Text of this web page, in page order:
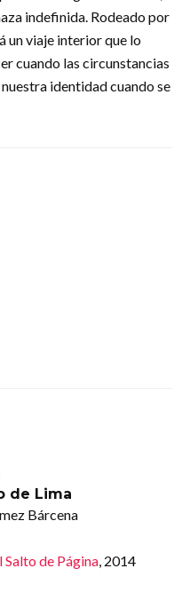
indefinida. Rodeado por
un viaje interior que lo
cuando las circunstancias
identidad cuando se
de Lima
Bárcena
de Página, 2014